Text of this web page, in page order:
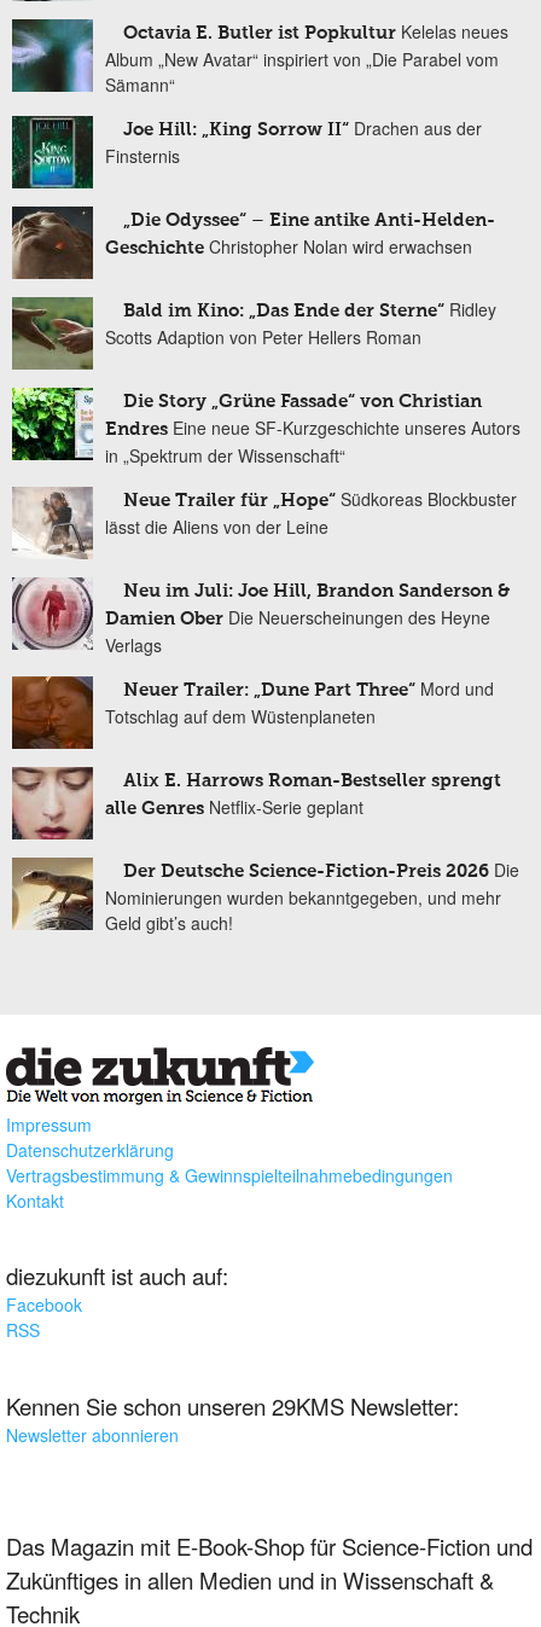
Octavia E. Butler ist Popkultur Kelelas neues
Album „New Avatar“ inspiriert von „Die Parabel vom
Sämann“
Joe Hill: „King Sorrow II“ Drachen aus der
Finsternis
„Die Odyssee“ – Eine antike Anti-Helden-
Geschichte Christopher Nolan wird erwachsen
Bald im Kino: „Das Ende der Sterne“ Ridley
Scotts Adaption von Peter Hellers Roman
Die Story „Grüne Fassade“ von Christian
Endres Eine neue SF-Kurzgeschichte unseres Autors
in „Spektrum der Wissenschaft“
Neue Trailer für „Hope“ Südkoreas Blockbuster
lässt die Aliens von der Leine
Neu im Juli: Joe Hill, Brandon Sanderson &
Damien Ober Die Neuerscheinungen des Heyne
Verlags
Neuer Trailer: „Dune Part Three“ Mord und
Totschlag auf dem Wüstenplaneten
Alix E. Harrows Roman-Bestseller sprengt
alle Genres Netflix-Serie geplant
Der Deutsche Science-Fiction-Preis 2026 Die
Nominierungen wurden bekanntgegeben, und mehr
Geld gibt’s auch!
Impressum
Datenschutzerklärung
Vertragsbestimmung & Gewinnspielteilnahmebedingungen
Kontakt
diezukunft ist auch auf:
Facebook
RSS
Kennen Sie schon unseren 29KMS Newsletter:
Newsletter abonnieren
Das Magazin mit E-Book-Shop für Science-Fiction und
Zukünftiges in allen Medien und in Wissenschaft &
Technik